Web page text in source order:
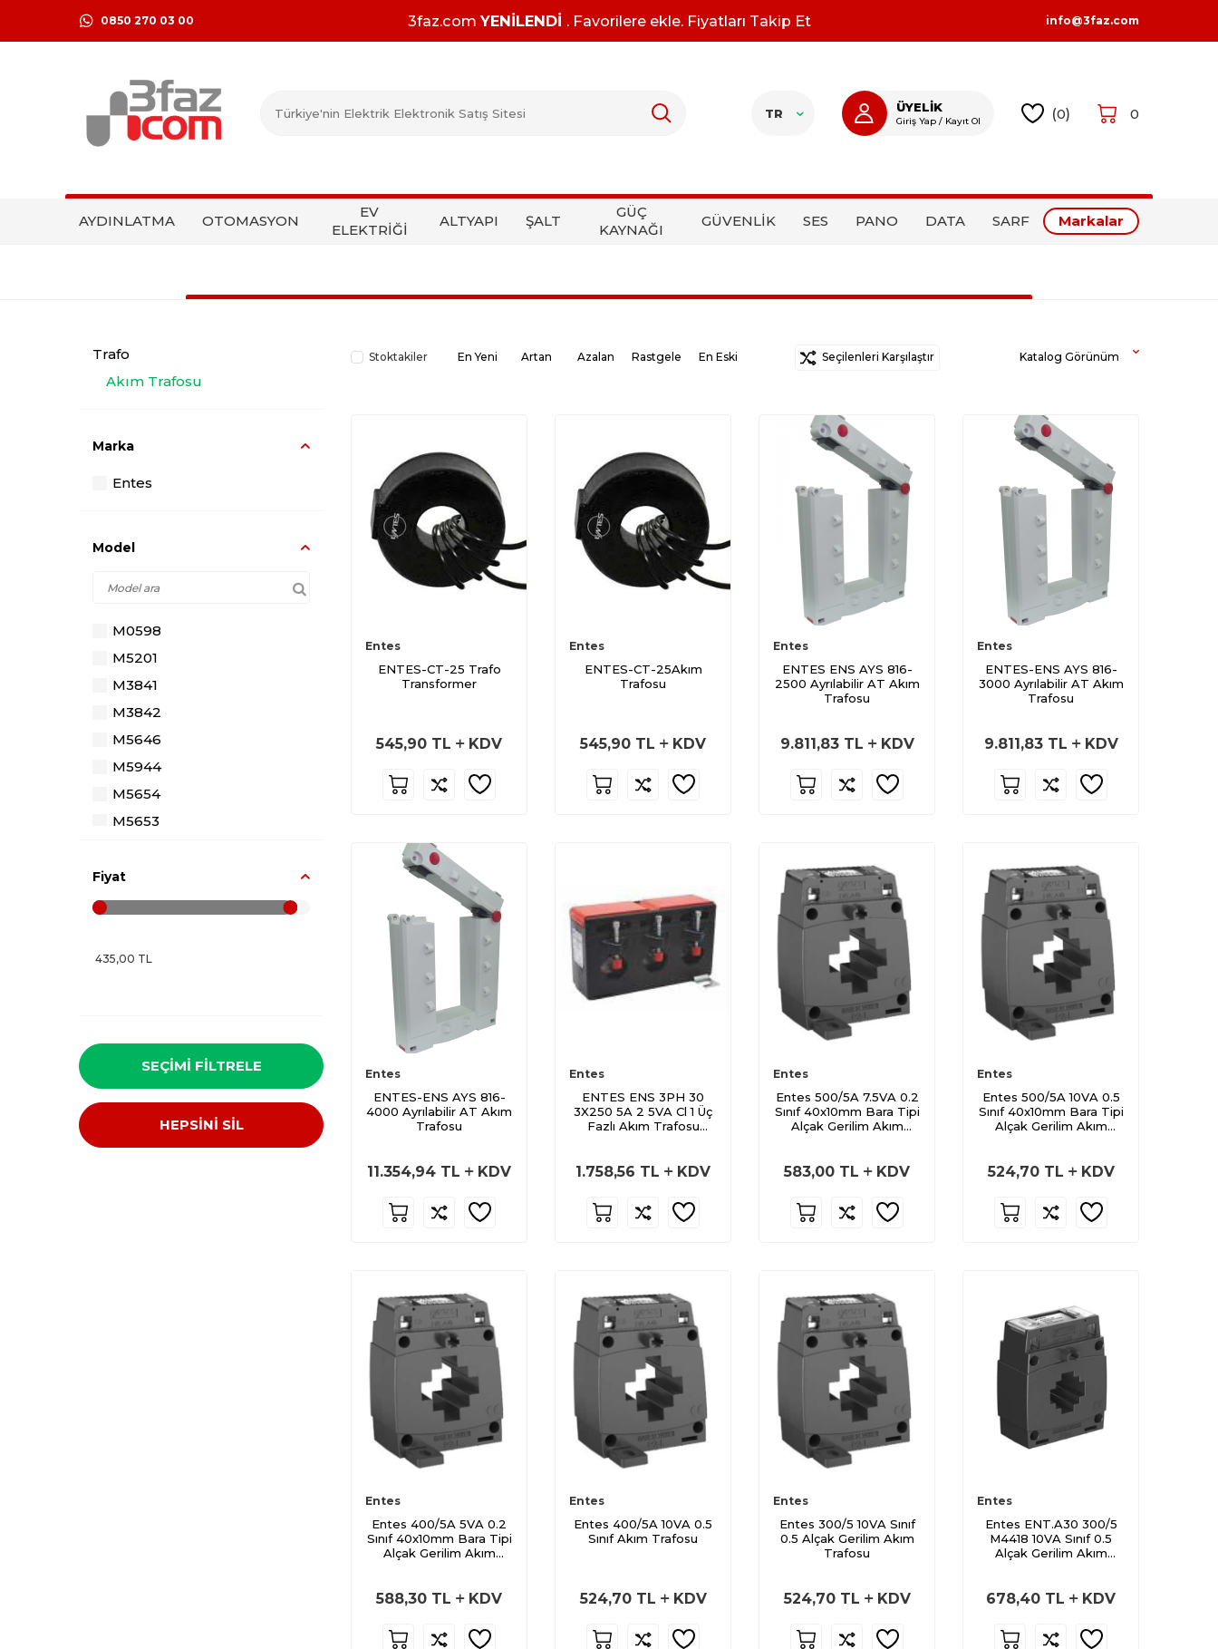
0850 270 03 00 3faz.comYENİLENDİ . Favorilere ekle. Fiyatları Takip Et info@3faz.com
TR ÜYELİK
Giriş Yap / Kayıt Ol (0) 0
AYDINLATMA OTOMASYON
EV
ELEKTRİĞİ
ALTYAPI ŞALT
GÜÇ
KAYNAĞI
GÜVENLİK SES PANO DATA SARF Markalar
Trafo
Akım Trafosu
Marka
Entes
Model
M0598
M5201
M3841
M3842
M5646
M5944
M5654
M5653
M5657
M5832
M5108
M5445
M5447
M5448
M5462
Fiyat
SEÇIMI FILTRELE
HEPSİNİ SİL
Stoktakiler En Yeni Artan Azalan Rastgele En Eski Seçilenleri Karşılaştır Katalog Görünüm
Entes
ENTES-CT-25 Trafo
Transformer
545,90 TL KDV
Entes
ENTES-CT-25Akım
Trafosu
545,90 TL KDV
Entes
ENTES ENS AYS 816-
2500 Ayrılabilir AT Akım
Trafosu
9.811,83TL KDV
Entes
ENTES-ENS AYS 816-
3000 Ayrılabilir AT Akım
Trafosu
9.811,83TL KDV
Entes
ENTES-ENS AYS 816-
4000 Ayrılabilir AT Akım
Trafosu
11.354,94 TL KDV
Entes
ENTES ENS 3PH 30
3X250 5A 2 5VA Cl 1 Üç
Fazlı Akım Trafosu
1.758,56 TL KDV
Entes
Entes 500/5A 7.5VA 0.2
Sınıf 40x10mm Bara Tipi
Alçak Gerilim Akım
583,00 TL KDV
Entes
Entes 500/5A 10VA 0.5
Sınıf 40x10mm Bara Tipi
Alçak Gerilim Akım
524,70TL KDV
Entes
Entes 400/5A 5VA 0.2
Sınıf 40x10mm Bara Tipi
Alçak Gerilim Akım
588,30 TL KDV
Entes
Entes 400/5A 10VA 0.5
Sınıf Akım Trafosu
524,70TL KDV
Entes
Entes 300/5 10VA Sınıf
0.5 Alçak Gerilim Akım
Trafosu
524,70TL KDV
Entes
Entes ENT.A30 300/5
M4418 10VA Sınıf 0.5
Alçak Gerilim Akım
678,40 TL KDV